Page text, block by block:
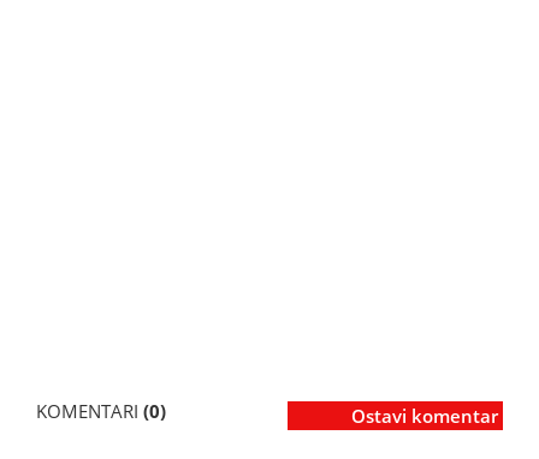
KOMENTARI (0) Ostavi komentar